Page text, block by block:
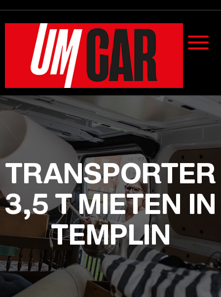
TRANSPORTER
3,5 T MIETEN IN
TEMPLIN